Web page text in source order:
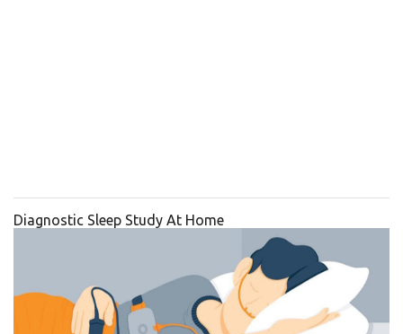
Diagnostic Sleep Study At Home